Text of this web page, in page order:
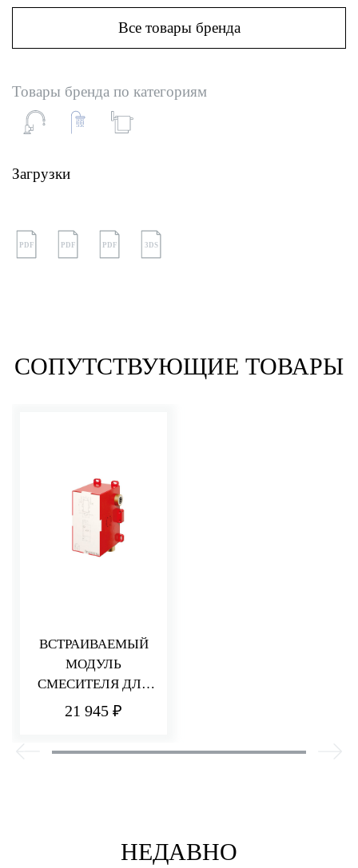
Все товары бренда
Товары бренда по категориям
Загрузки
PDF PDF PDF 3DS
СОПУТСТВУЮЩИЕ ТОВАРЫ
ВСТРАИВАЕМЫЙ
МОДУЛЬ
СМЕСИТЕЛЯ ДЛЯ
ВАННЫ/ДУША С
21 945 ₽
НЕДАВНО